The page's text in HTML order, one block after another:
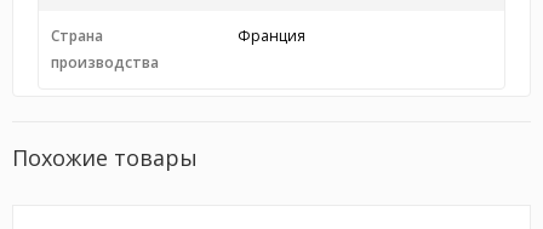
Страна
производства
Франция
Похожие товары